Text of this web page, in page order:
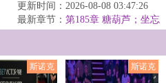
仙骨。&lt;br/&gt;百步人仙，千步
地仙，万步...
更新时间：2026-08-08 03:47:26
最新章节： 第185章 糖葫芦；坐忘
斯诺克 斯诺克